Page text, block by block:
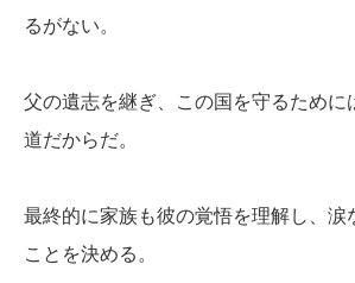
るがない。
父の遺志を継ぎ、この国を守るために
道だからだ。
最終的に家族も彼の覚悟を理解し、涙
ことを決める。